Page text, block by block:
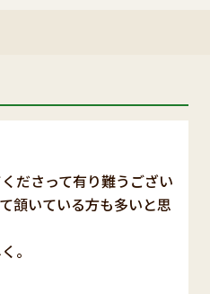
ださって有り難うござい
頷いている方も多いと思
。